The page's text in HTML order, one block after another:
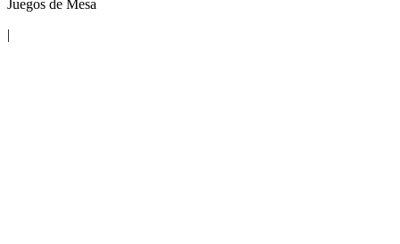
Juegos de Mesa
|